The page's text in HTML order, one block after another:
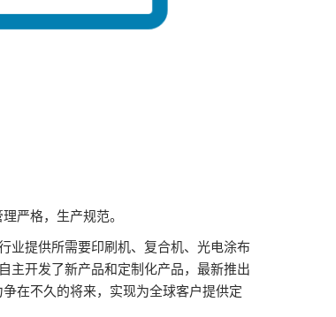
严格，生产规范。
业提供所需要印刷机、复合机、光电涂布
主开发了新产品和定制化产品，最新推出
在不久的将来，实现为全球客户提供定